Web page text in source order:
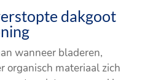
dakgoot
wanneer bladeren,
organisch materiaal zich